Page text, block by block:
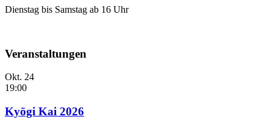
Dienstag bis Samstag ab 16 Uhr
Veranstaltungen
Okt. 24
19:00
Kyōgi Kai 2026